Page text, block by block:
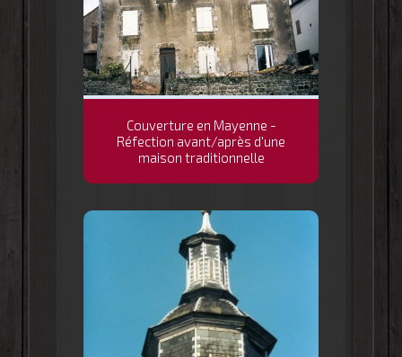
Couverture en Mayenne -
Réfection avant/après d'une
maison traditionnelle